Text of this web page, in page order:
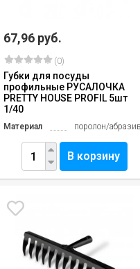
67,96 руб.
(0)
Губки для посуды
профильные РУСАЛОЧКА
PRETTY HОUSE PROFIL 5шт
1/40
Материал поролон/
В корзину